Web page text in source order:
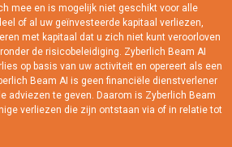
mee en is mogelijk niet geschikt voor alle
of al uw geïnvesteerde kapitaal verliezen,
met kapitaal dat u zich niet kunt veroorloven
de risicobeleidiging. Zyberlich Beam AI
op basis van uw activiteit en opereert als een
Beam AI is geen financiële dienstverlener
adviezen te geven. Daarom is Zyberlich Beam
verliezen die zijn ontstaan via of in relatie tot